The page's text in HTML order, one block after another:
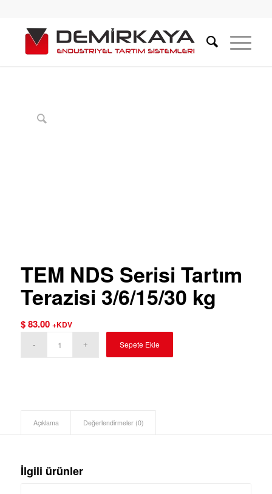
TEM NDS Serisi Tartım
Terazisi 3/6/15/30 kg
$83.00 +KDV
Sepete Ekle
Açıklama Değerlendirmeler (0)
İlgili ürünler